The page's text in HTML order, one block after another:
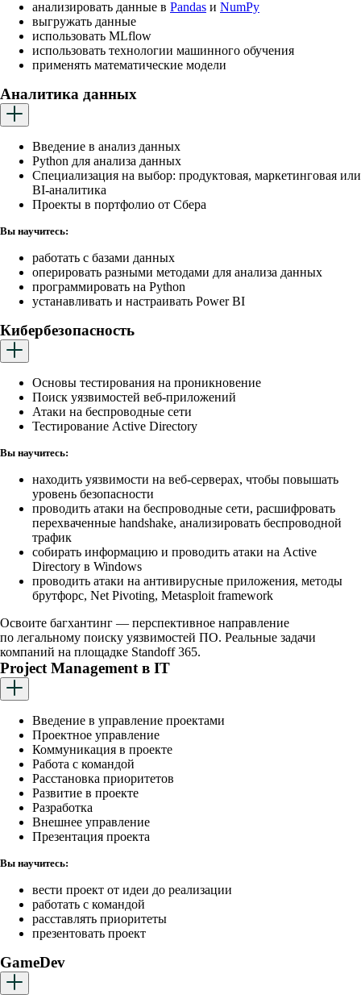
анализировать данные в Pandas и NumPy
выгружать данные
использовать MLflow
использовать технологии машинного обучения
применять математические модели
Аналитика данных
Введение в анализ данных
Python для анализа данных
Cпециализация на выбор: продуктовая, маркетинговая или
BI-аналитика
Проекты в портфолио от Сбера
Вы научитесь:
работать с базами данных
оперировать разными методами для анализа данных
программировать на Python
устанавливать и настраивать Power BI
Кибербезопасность
Основы тестирования на проникновение
Поиск уязвимостей веб-приложений
Атаки на беспроводные сети
Тестирование Active Directory
Вы научитесь:
находить уязвимости на веб-серверах, чтобы повышать
уровень безопасности
проводить атаки на беспроводные сети, расшифровать
перехваченные handshake, анализировать беспроводной
трафик
собирать информацию и проводить атаки на Active
Directory в Windows
проводить атаки на антивирусные приложения, методы
брутфорс, Net Pivoting, Metasploit framework
Освоите багхантинг — перспективное направление
по легальному поиску уязвимостей ПО. Реальные задачи
компаний на площадке Standoff 365.
Project Management в IT
Введение в управление проектами
Проектное управление
Коммуникация в проекте
Работа с командой
Расстановка приоритетов
Развитие в проекте
Разработка
Внешнее управление
Презентация проекта
Вы научитесь:
вести проект от идеи до реализации
работать с командой
расставлять приоритеты
презентовать проект
GameDev